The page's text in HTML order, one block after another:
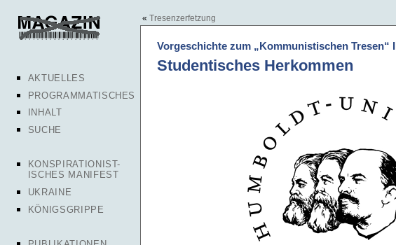
AKTUELLES
PROGRAMMATISCHES
INHALT
SUCHE
KONSPIRATIONIST-
ISCHES MANIFEST
UKRAINE
KÖNIGSGRIPPE
« Tresenzerfetzung
Vorgeschichte zum „Kommunistischen Tresen“ I
Studentisches Herkommen